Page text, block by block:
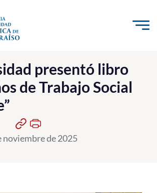
al contenido
e Innovación
el Medio
presentó libro
de Trabajo Social
noviembre de 2025